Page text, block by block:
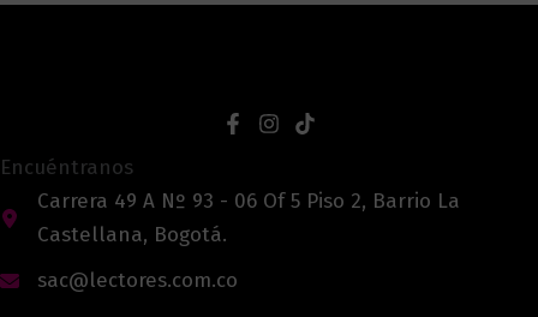
Encuéntranos
Carrera 49 A Nº 93 - 06 Of 5 Piso 2, Barrio La
Castellana, Bogotá.
sac@lectores.com.co